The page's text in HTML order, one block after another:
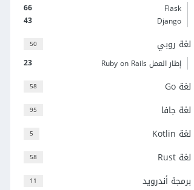
66
Flask
43
Django
50 لغة روبي
23 إطار العمل Ruby on Rails
58 لغة Go
95 لغة جافا
5 لغة Kotlin
58 لغة Rust
11 برمجة أندرويد